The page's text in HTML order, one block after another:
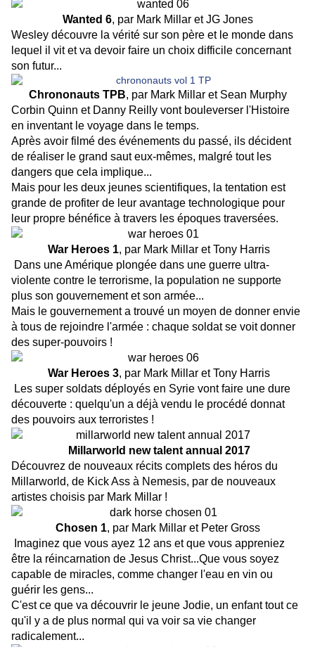
Wanted 6, par Mark Millar et JG Jones
Wesley découvre la vérité sur son père et le monde dans
lequel il vit et va devoir faire un choix difficile concernant
son futur...
Chrononauts TPB, par Mark Millar et Sean Murphy
Corbin Quinn et Danny Reilly vont bouleverser l'Histoire
en inventant le voyage dans le temps.
Après avoir filmé des événements du passé, ils décident
de réaliser le grand saut eux-mêmes, malgré tout les
dangers que cela implique...
Mais pour les deux jeunes scientifiques, la tentation est
grande de profiter de leur avantage technologique pour
leur propre bénéfice à travers les époques traversées.
War Heroes 1, par Mark Millar et Tony Harris
Dans une Amérique plongée dans une guerre ultra-
violente contre le terrorisme, la population ne supporte
plus son gouvernement et son armée...
Mais le gouvernement a trouvé un moyen de donner envie
à tous de rejoindre l'armée : chaque soldat se voit donner
des super-pouvoirs !
War Heroes 3, par Mark Millar et Tony Harris
Les super soldats déployés en Syrie vont faire une dure
découverte : quelqu'un a déjà vendu le procédé donnat
des pouvoirs aux terroristes !
Millarworld new talent annual 2017
Découvrez de nouveaux récits complets des héros du
Millarworld, de Kick Ass à Nemesis, par de nouveaux
artistes choisis par Mark Millar !
Chosen 1, par Mark Millar et Peter Gross
Imaginez que vous ayez 12 ans et que vous appreniez
être la réincarnation de Jesus Christ...Que vous soyez
capable de miracles, comme changer l'eau en vin ou
guérir les gens...
C'est ce que va découvrir le jeune Jodie, un enfant tout ce
qu'il y a de plus normal qui va voir sa vie changer
radicalement...